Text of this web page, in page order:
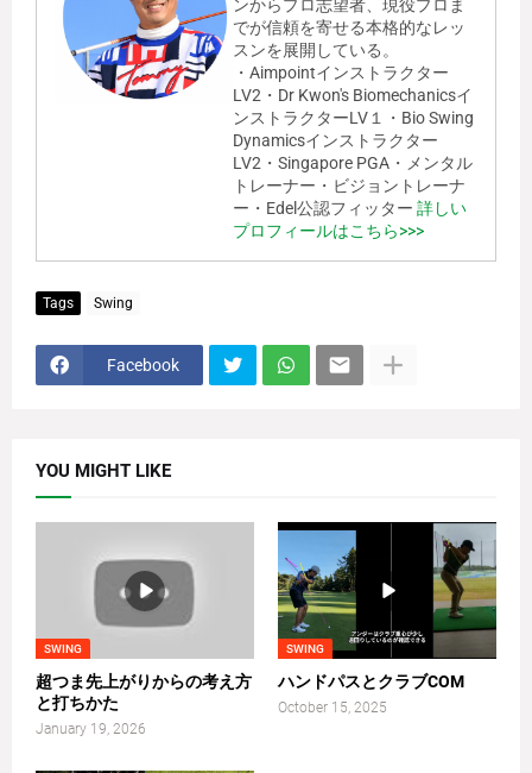
ンからプロ志望者、現役プロま
でが信頼を寄せる本格的なレッ
スンを展開している。
・Aimpointインストラクター
LV2・Dr Kwon's Biomechanicsイ
ンストラクターLV１・Bio Swing
Dynamicsインストラクター
LV2・Singapore PGA・メンタル
トレーナー・ビジョントレーナ
ー・Edel公認フィッター 詳しい
プロフィールはこちら>>>
Tags Swing
Facebook
YOU MIGHT LIKE
SWING
超つま先上がりからの考え方
と打ちかた
January 19, 2026
SWING
ハンドパスとクラブCOM
October 15, 2025